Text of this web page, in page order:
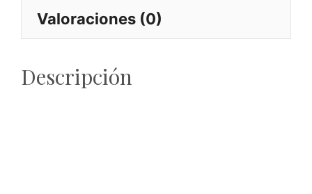
Valoraciones (0)
Descripción